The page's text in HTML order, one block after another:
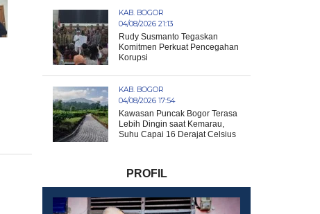
KAB. BOGOR
04/08/2026 21:13
Rudy Susmanto Tegaskan
Komitmen Perkuat Pencegahan
Korupsi
KAB. BOGOR
04/08/2026 17:54
Kawasan Puncak Bogor Terasa
Lebih Dingin saat Kemarau,
Suhu Capai 16 Derajat Celsius
PROFIL